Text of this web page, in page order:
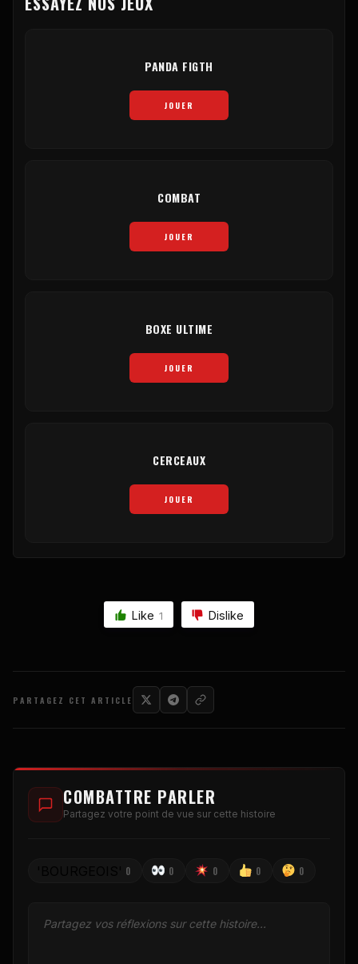
PANDA FIGTH
JOUER
COMBAT
JOUER
BOXE ULTIME
JOUER
CERCEAUX
JOUER
Like 1 Dislike
PARTAGEZ CET ARTICLE
COMBATTRE PARLER
Partagez votre point de vue sur cette histoire
0 0 0 0 0